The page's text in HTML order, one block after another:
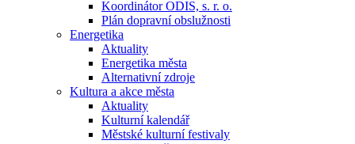
Koordinátor ODIS, s. r. o.
Plán dopravní obslužnosti
Energetika
Aktuality
Energetika města
Alternativní zdroje
Kultura a akce města
Aktuality
Kulturní kalendář
Městské kulturní festivaly